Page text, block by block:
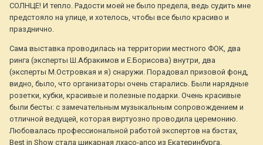
СОЛНЦЕ! И тепло. Радости моей не было предела, ведь судить мне
предстояло на улице, и хотелось, чтобы все было красиво и
празднично.
Сама выставка проводилась на территории местного ФОК, два
ринга (эксперты Ш.Абракимов и Е.Борисова) внутри, два
(эксперты М.Островкая и я) снаружи. Порадовал призовой фонд,
видно, было, что организаторы очень старались. Были нарядные
розетки, кубки, красивые и полезные подарки. Очень красивые
были бесты: с замечательным музыкальным сопровождением и
отличной ведущей, которая виртуозно проводила церемонию.
Любовалась профессиональной работой экспертов на бэстах,
Best in Show стала шикарная лхасо-апсо из Екатеринбурга.